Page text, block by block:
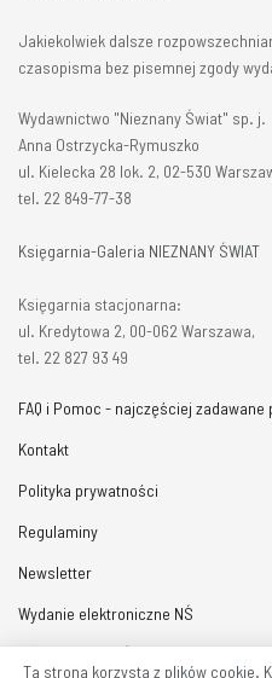
Jakiekolwiek dalsze
czasopisma bez pisemnej zgody
Wydawnictwo "Nieznany Świat" sp. j.
Anna Ostrzycka-Rymuszko
ul. Kielecka 28 lok. 2, 02-530
tel. 22 849-77-38
Księgarnia-Galeria NIEZNANY ŚWIAT
Księgarnia stacjonarna:
ul. Kredytowa 2, 00-062 Warszawa,
tel. 22 827 93 49
FAQ i Pomoc - najczęściej zadawane
Kontakt
Polityka prywatności
Regulaminy
Newsletter
Wydanie elektroniczne NŚ
Ta strona korzysta z plików cookie.